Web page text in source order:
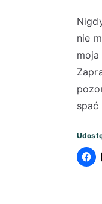
nie
moja
spać